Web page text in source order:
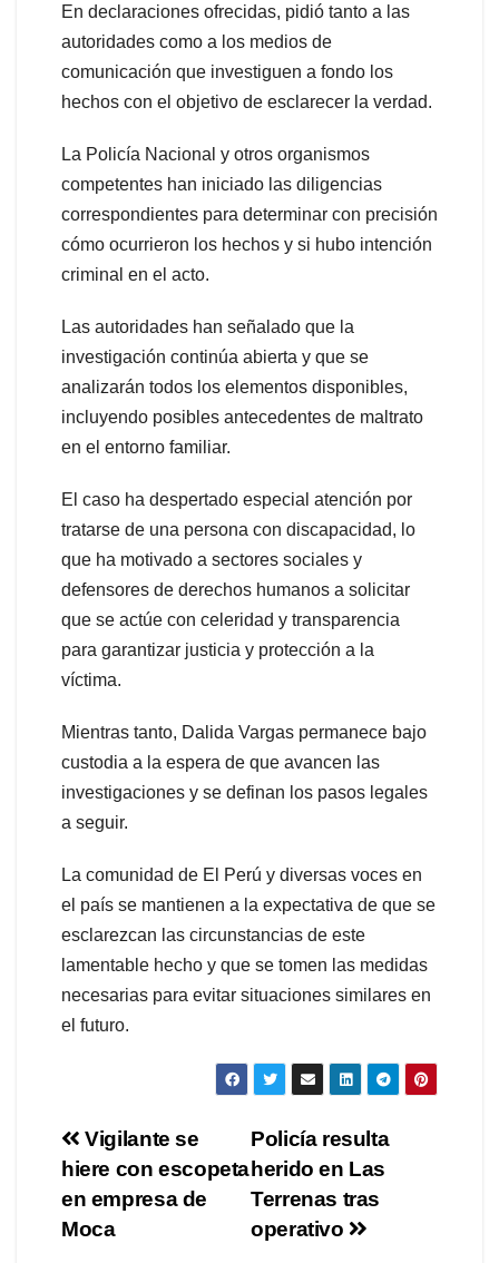
En declaraciones ofrecidas, pidió tanto a las
autoridades como a los medios de
comunicación que investiguen a fondo los
hechos con el objetivo de esclarecer la verdad.
La Policía Nacional y otros organismos
competentes han iniciado las diligencias
correspondientes para determinar con precisión
cómo ocurrieron los hechos y si hubo intención
criminal en el acto.
Las autoridades han señalado que la
investigación continúa abierta y que se
analizarán todos los elementos disponibles,
incluyendo posibles antecedentes de maltrato
en el entorno familiar.
El caso ha despertado especial atención por
tratarse de una persona con discapacidad, lo
que ha motivado a sectores sociales y
defensores de derechos humanos a solicitar
que se actúe con celeridad y transparencia
para garantizar justicia y protección a la
víctima.
Mientras tanto, Dalida Vargas permanece bajo
custodia a la espera de que avancen las
investigaciones y se definan los pasos legales
a seguir.
La comunidad de El Perú y diversas voces en
el país se mantienen a la expectativa de que se
esclarezcan las circunstancias de este
lamentable hecho y que se tomen las medidas
necesarias para evitar situaciones similares en
el futuro.
Navegación
de
entradas
Policía resulta
herido en Las
Terrenas tras
operativo
Vigilante se
hiere con escopeta
en empresa de
Moca